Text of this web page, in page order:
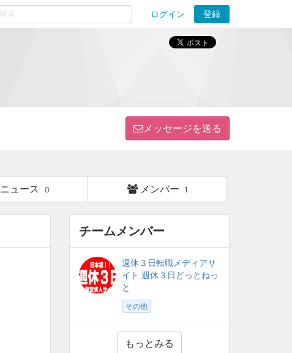
ログイン
登録
メッセージを送る
ニュース 0 メンバー 1
チームメンバー
週休３日転職メディアサ
イト 週休３日どっとねっ
と
その他
もっとみる